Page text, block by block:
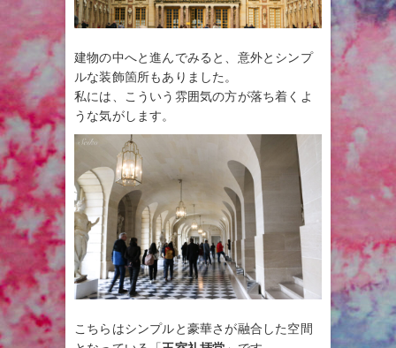
建物の中へと進んでみると、意外とシンプ
ルな装飾箇所もありました。
私には、こういう雰囲気の方が落ち着くよ
うな気がします。
こちらはシンプルと豪華さが融合した空間